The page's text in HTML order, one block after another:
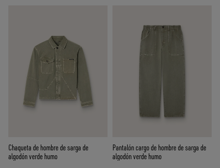
Chaqueta de hombre de sarga de
algodón verde humo
Pantalón cargo de hombre de sarga de
algodón verde humo